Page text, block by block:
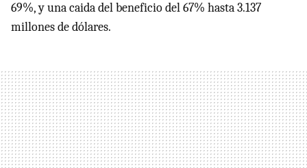
69%, y una caida del beneficio del 67% hasta 3.137
millones de dólares.